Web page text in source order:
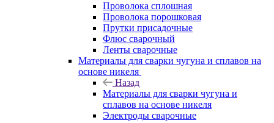
Проволока сплошная
Проволока порошковая
Прутки присадочные
Флюс сварочный
Ленты сварочные
Материалы для сварки чугуна и сплавов на
основе никеля
Назад
Материалы для сварки чугуна и
сплавов на основе никеля
Электроды сварочные